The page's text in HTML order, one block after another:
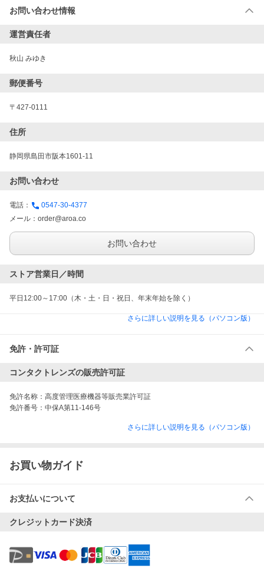
お問い合わせ情報
運営責任者
秋山 みゆき
郵便番号
〒427-0111
住所
静岡県島田市阪本1601-11
お問い合わせ
電話：
0547-30-4377
メール： order@aroa.co
お問い合わせ
ストア営業日／時間
平日12:00～17:00（木・土・日・祝日、年末年始を除く）
さらに詳しい説明を見る（パソコン版）
免許・許可証
コンタクトレンズの販売許可証
免許名称： 高度管理医療機器等販売業許可証
免許番号： 中保A第11-146号
さらに詳しい説明を見る（パソコン版）
お買い物ガイド
お支払いについて
クレジットカード決済